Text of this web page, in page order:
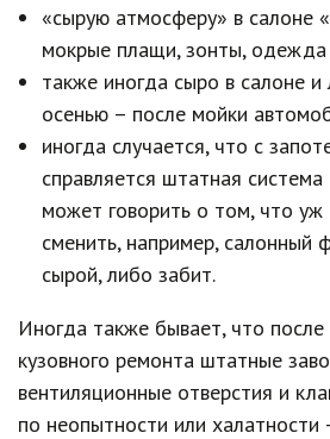
«сырую атмосферу» в салоне
мокрые плащи, зонты, одежда
также иногда сыро в салоне и
осенью – после мойки
иногда случается, что с
справляется штатная
может говорить о том, что уж
сменить, например, салонный
сырой, либо забит.
Иногда также бывает, что после
кузовного ремонта штатные
вентиляционные отверстия и
по неопытности или